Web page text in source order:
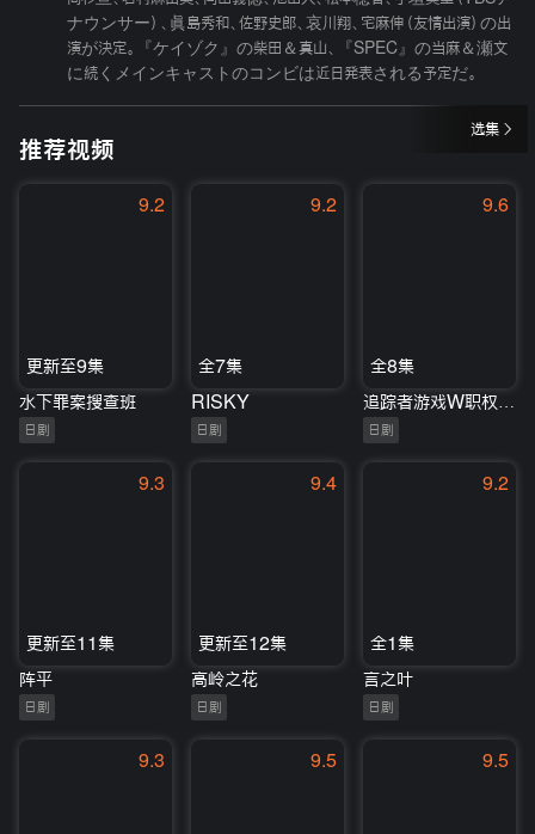
ナウンサー）、眞島秀和、佐野史郎、哀川翔、宅麻伸（友情出演）の出
演が決定。『ケイゾク』の柴田＆真山、『SPEC』の当麻＆瀬文
に続くメインキャストのコンビは近日発表される予定だ。
选集
推荐视频
9.2
更新至9集
水下罪案搜查班
日剧
9.2
全7集
RISKY
日剧
9.6
全8集
日剧
9.3
更新至11集
阵平
日剧
9.4
更新至12集
高岭之花
日剧
9.2
全1集
言之叶
日剧
9.3 9.5 9.5